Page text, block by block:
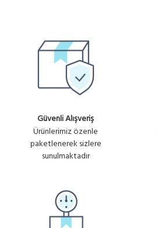
Güvenli Alışveriş
Ürünlerimiz özenle
paketlenerek sizlere
sunulmaktadır